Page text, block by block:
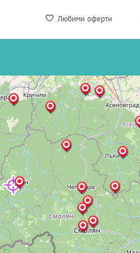
Любими оферти